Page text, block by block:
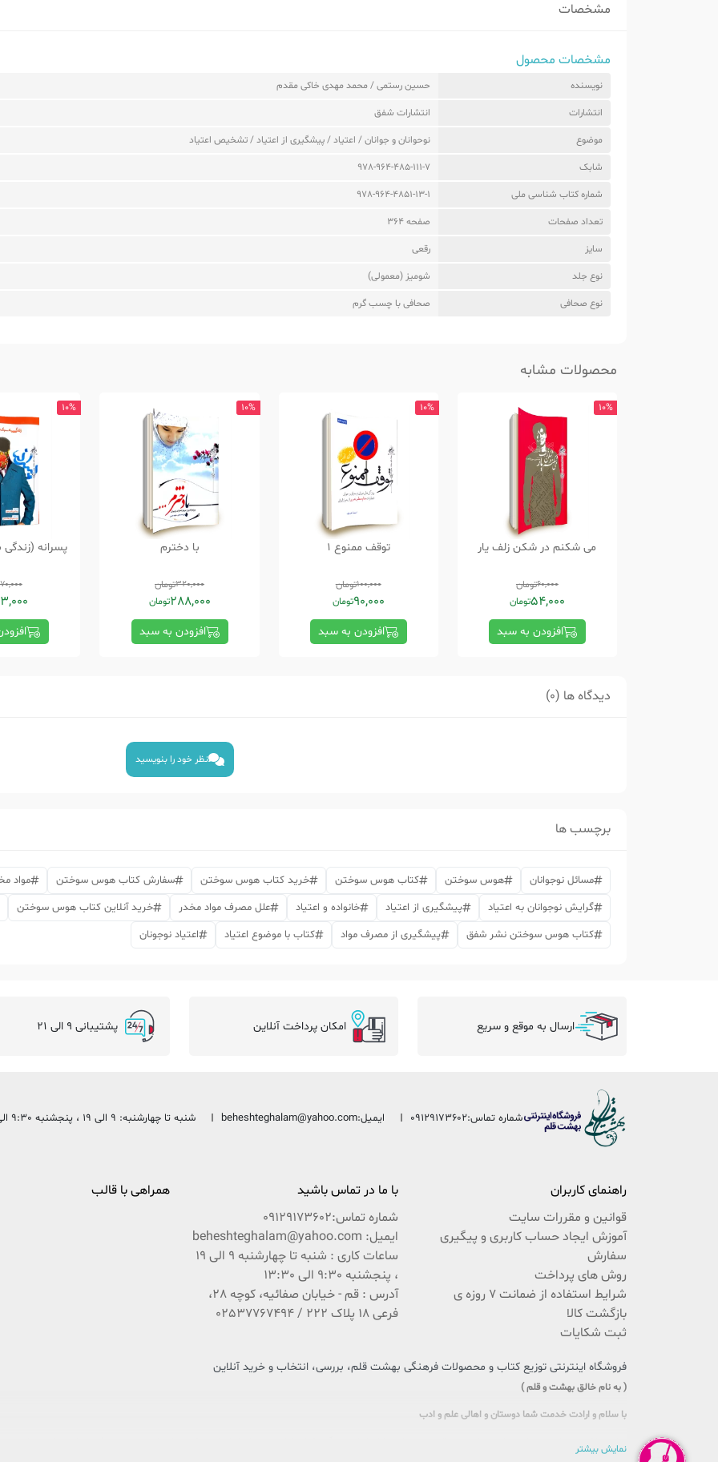
مشخصات
مشخصات محصول
نویسنده حسین رستمی / محمد مهدی خاکی مقدم
انتشارات انتشارات شفق
موضوع نوحوانان و جوانان / اعتیاد / پیشگیری از اعتیاد / تشخیص اعتیاد
شابک 978-964-485-111-7
شماره کتاب شناسی ملی 978-964-4851-13-1
تعداد صفحات صفحه 364
سایز رقعی
نوع جلد شومیز (معمولی)
نوع صحافی صحافی با چسب گرم
محصولات مشابه
10%
می شکنم در شکن زلف یار
60,000تومان
54,000تومان
افزودن به سبد
10%
توقف ممنوع 1
100,000تومان
90,000تومان
افزودن به سبد
10%
با دخترم
320,000تومان
288,000تومان
افزودن به سبد
10%
پسرانه
70,000
دیدگاه ها (0)
نظر خود را بنویسید
برچسب ها
مسائل نوجوانان هوس سوختن کتاب هوس سوختن خرید کتاب هوس سوختن سفارش کتاب هوس سوختن مواد
گرایش نوجوانان به اعتیاد
پیشگیری از اعتیاد خانواده و اعتیاد علل مصرف مواد مخدر خرید آنلاین کتاب هوس سوختن
کتاب هوس سوختن نشر شفق
پیشگیری از مصرف مواد کتاب با موضوع اعتیاد اعتیاد نوجونان
ارسال به موقع و سریع امکان پرداخت آنلاین پشتیبانی 9 الی 21
شماره تماس:09129173602 ایمیل:beheshteghalam@yahoo.com شنبه تا چهارشنبه: 9 الی 19 ، پنجشنبه 9:30 الی 13:30
راهنمای کاربران
قوانین و مقررات سایت
آموزش ایجاد حساب کاربری و پیگیری
سفارش
روش های پرداخت
شرایط استفاده از ضمانت 7 روزه ی
بازگشت کالا
ثبت شکایات
با ما در تماس باشید
شماره تماس:09129173602
ایمیل: beheshteghalam@yahoo.com
ساعات کاری : شنبه تا چهارشنبه 9 الی 19
، پنجشنبه 9:30 الی 13:30
آدرس : قم - خیابان صفائیه، کوچه 28،
فرعی 18 پلاک 222 / 02537767494
همراهی با قالب
فروشگاه اینترنتی توزیع کتاب و محصولات فرهنگی بهشت قلم، بررسی، انتخاب و خرید آنلاین
( به نام خالق بهشت و قلم )
با سلام و ارادت خدمت شما دوستان و اهالی علم و ادب
این بار سنگین فرهنگی را، با یاری و مساعدت شما، به دوش بکشد و پُلی باشد بین شما و ناشران و مؤلفان محترم ایران زمین.
نمایش بیشتر